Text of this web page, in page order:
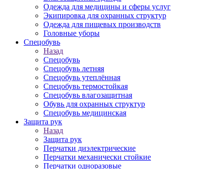
Одежда для медицины и сферы услуг
Экипировка для охранных структур
Одежда для пищевых производств
Головные уборы
Спецобувь
Назад
Спецобувь
Спецобувь летняя
Спецобувь утеплённая
Спецобувь термостойкая
Спецобувь влагозащитная
Обувь для охранных структур
Спецобувь медицинская
Защита рук
Назад
Защита рук
Перчатки диэлектрические
Перчатки механически стойкие
Перчатки одноразовые